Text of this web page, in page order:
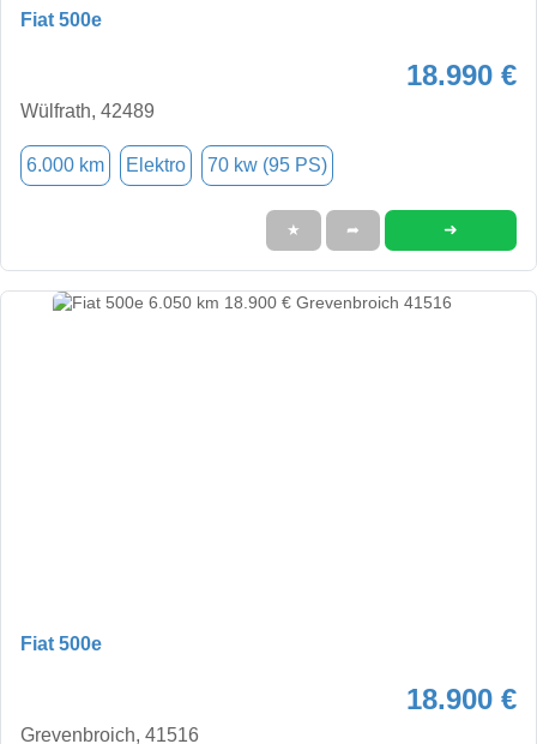
Fiat 500e
18.990 €
Wülfrath, 42489
6.000 km Elektro 70 kw (95 PS)
★ ➦ ➜
Fiat 500e
18.900 €
Grevenbroich, 41516